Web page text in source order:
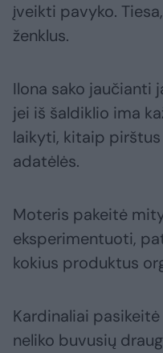
įveikti pavyko.
ženklus.
Ilona sako jaučianti
jei iš šaldiklio ima
laikyti, kitaip
adatėlės.
Moteris pakeitė
eksperimentuoti,
kokius produktus
Kardinaliai
neliko buvusių